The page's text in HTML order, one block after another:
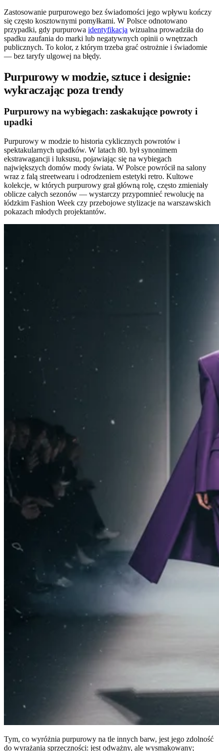
Zastosowanie purpurowego bez świadomości jego wpływu kończy
się często kosztownymi pomyłkami. W Polsce odnotowano
przypadki, gdy purpurowa identyfikacja wizualna prowadziła do
spadku zaufania do marki lub negatywnych opinii o wnętrzach
publicznych. To kolor, z którym trzeba grać ostrożnie i świadomie
— bez taryfy ulgowej na błędy.
Purpurowy w modzie, sztuce i designie:
wykraczając poza trendy
Purpurowy na wybiegach: zaskakujące powroty i
upadki
Purpurowy w modzie to historia cyklicznych powrotów i
spektakularnych upadków. W latach 80. był synonimem
ekstrawagancji i luksusu, pojawiając się na wybiegach
największych domów mody świata. W Polsce powrócił na salony
wraz z falą streetwearu i odrodzeniem estetyki retro. Kultowe
kolekcje, w których purpurowy grał główną rolę, często zmieniały
oblicze całych sezonów — wystarczy przypomnieć rewolucję na
łódzkim Fashion Week czy przebojowe stylizacje na warszawskich
pokazach młodych projektantów.
Tym, co wyróżnia purpurowy na tle innych barw, jest jego zdolność
do wyrażania sprzeczności: jest odważny, ale wysmakowany;